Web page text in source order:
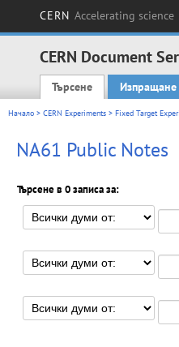
CERN Accelerating science
CERN Document
Main menu
Търсене Изпращане
Начало > CERN Experiments > Fixed Target
NA61 Public Notes
Търсене в 0 записа за: